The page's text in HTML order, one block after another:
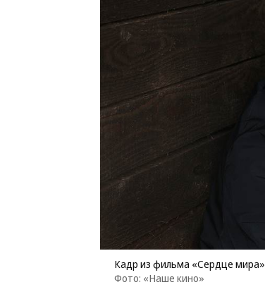
Кадр из фильма «Сердце мира»
Фото: «Наше кино»